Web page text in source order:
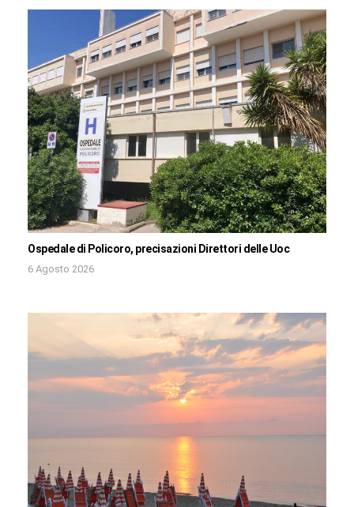
Ospedale di Policoro, precisazioni Direttori delle Uoc
6 Agosto 2026